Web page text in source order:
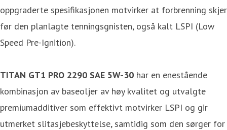
oppgraderte spesifikasjonen motvirker at forbrenning skjer
før den planlagte tenningsgnisten, også kalt LSPI (Low
Speed Pre-Ignition).
TITAN GT1 PRO 2290 SAE 5W-30 har en enestående
kombinasjon av baseoljer av høy kvalitet og utvalgte
premiumadditiver som effektivt motvirker LSPI og gir
utmerket slitasjebeskyttelse, samtidig som den sørger for